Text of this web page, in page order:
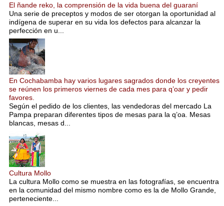
El ñande reko, la comprensión de la vida buena del guaraní
Una serie de preceptos y modos de ser otorgan la oportunidad al
indígena de superar en su vida los defectos para alcanzar la
perfección en u...
En Cochabamba hay varios lugares sagrados donde los creyentes
se reúnen los primeros viernes de cada mes para q’oar y pedir
favores.
Según el pedido de los clientes, las vendedoras del mercado La
Pampa preparan diferentes tipos de mesas para la q’oa. Mesas
blancas, mesas d...
Cultura Mollo
La cultura Mollo como se muestra en las fotografías, se encuentra
en la comunidad del mismo nombre como es la de Mollo Grande,
perteneciente...